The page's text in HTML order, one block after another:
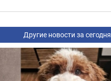
Другие новости за сегодня